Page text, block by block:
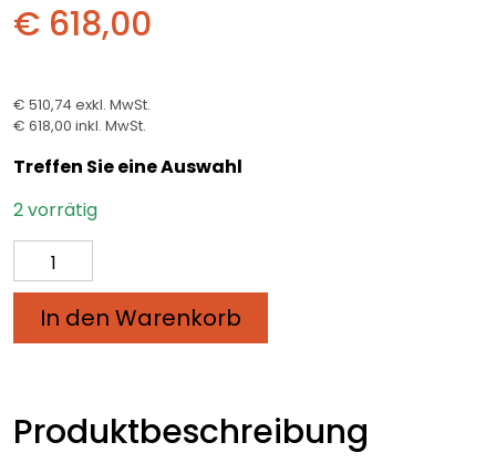
€ 618,00
€ 510,74 exkl. MwSt.
€ 618,00 inkl. MwSt.
Treffen Sie eine Auswahl
2 vorrätig
Couchtisch
aus
massiver
Eiche,In den Warenkorb
Produktbeschreibung